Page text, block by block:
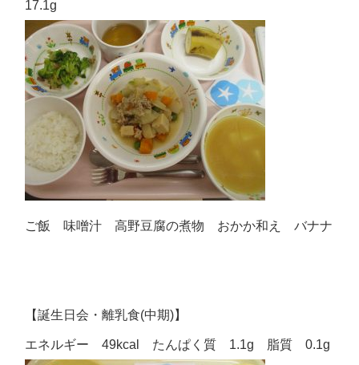
17.1g
ご飯 味噌汁 高野豆腐の煮物 おかか和え バナナ
【誕生日会・離乳食(中期)】
エネルギー 49kcal たんぱく質 1.1g 脂質 0.1g